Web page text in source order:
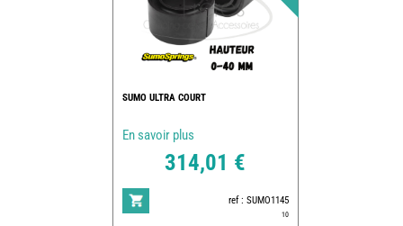
SUMO ULTRA COURT
En savoir plus
314,01 €
ref : SUMO1145
10